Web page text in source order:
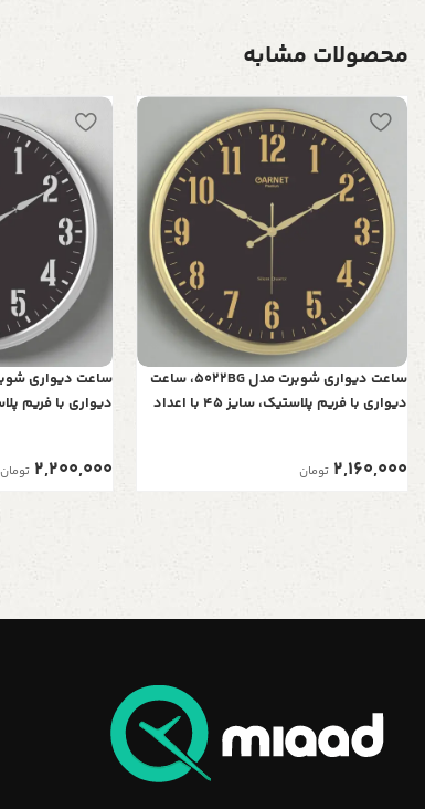
محصولات مشابه
ساعت دیواری شوبرت مدل 5022BG، ساعت
دیواری با فریم پلاستیک، سایز 45 با اعداد
2,160,000 تومان 2,200,000 تومان